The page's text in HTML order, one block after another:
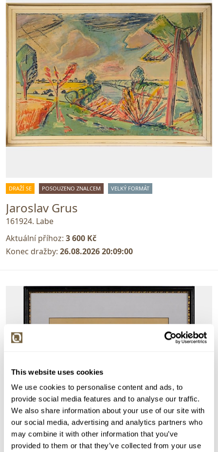
This website uses cookies
We use cookies to personalise content and ads, to
provide social media features and to analyse our traffic.
We also share information about your use of our site with
our social media, advertising and analytics partners who
may combine it with other information that you’ve
provided to them or that they’ve collected from your use
DRAŽÍ SE POSOUZENO ZNALCEM VELKÝ FORMÁT
Jaroslav Grus
161924. Labe
Aktuální příhoz: 3 600 Kč
Konec dražby: 26.08.2026 20:09:00